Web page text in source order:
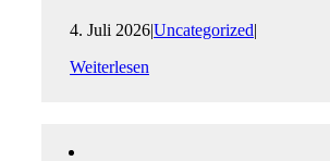
4. Juli 2026|Uncategorized|
Weiterlesen